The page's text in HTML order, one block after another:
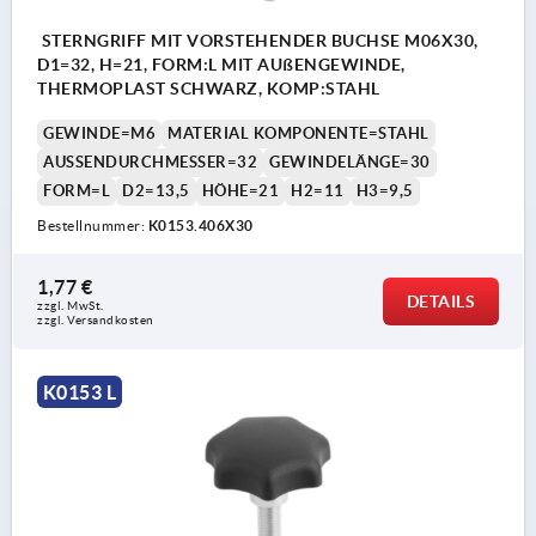
STERNGRIFF MIT VORSTEHENDER BUCHSE M06X30,
D1=32, H=21, FORM:L MIT AUßENGEWINDE,
THERMOPLAST SCHWARZ, KOMP:STAHL
GEWINDE=M6
MATERIAL KOMPONENTE=STAHL
AUSSENDURCHMESSER=32
GEWINDELÄNGE=30
FORM=L
D2=13,5 HÖHE=21 H2=11 H3=9,5
Bestellnummer: K0153.406X30
1,77 €
zzgl. MwSt.
zzgl. Versandkosten
DETAILS
K0153 L